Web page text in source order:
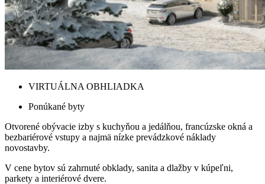
VIRTUÁLNA OBHLIADKA
Ponúkané byty
Otvorené obývacie izby s kuchyňou a jedálňou, francúzske okná a
bezbariérové vstupy a najmä nízke prevádzkové náklady
novostavby.
V cene bytov sú zahrnuté obklady, sanita a dlažby v kúpeľni,
parkety a interiérové dvere.